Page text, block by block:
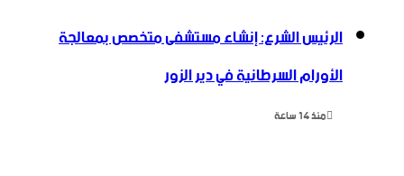
الرئيس الشرع: إنشاء ‌‏مستشفى متخصص بمعالجة
الأورام السرطانية في دير الزور
منذ 14 ساعة